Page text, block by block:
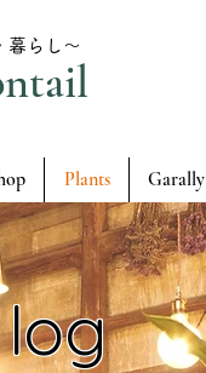
暮らし～
Plants Garally